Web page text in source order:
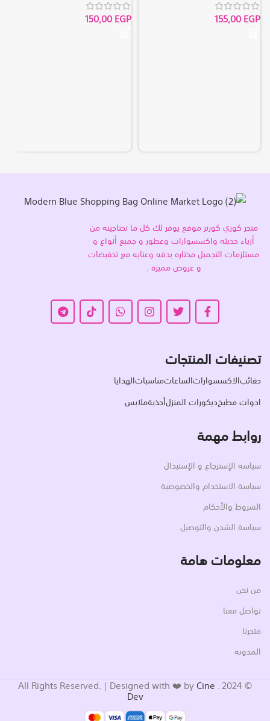
155,00EGP
150,00EGP
متجر كوزي كورنر موقع يوفر لك كل ما تحتاجينه من
أزياء حديثه واكسسوارات وعطور و جميع أنواع و
مستلزمات التجميل مختاره بدقه وعنايه مع تخفيضات
و عروض مميزة .
تصنيفات المنتجات
حقائبالاكسسواراتالساعاتمناسباتالهدايا
ادوات مطبخديكورات المنزلأحذيةملابس
روابط مهمة
سياسه الإسترجاع و الإستبدال
سياسة الاستخدام والخصوصية
الشروط والأحكام
سياسة الشحن والتوصيل
معلومات هامة
من نحن
تواصل معنا
متجرنا
المدونة
© 2024 . All Rights Reserved. | Designed with ❤️ by
Cine
Dev